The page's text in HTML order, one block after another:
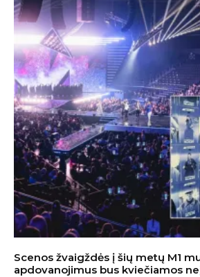
Scenos žvaigždės į šių metų M1
apdovanojimus bus kviečiamos